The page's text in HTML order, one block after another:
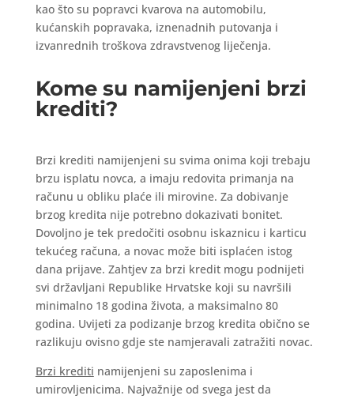
kao što su popravci kvarova na automobilu,
kućanskih popravaka, iznenadnih putovanja i
izvanrednih troškova zdravstvenog liječenja.
Kome su namijenjeni brzi
krediti?
Brzi krediti namijenjeni su svima onima koji trebaju
brzu isplatu novca, a imaju redovita primanja na
računu u obliku plaće ili mirovine. Za dobivanje
brzog kredita nije potrebno dokazivati bonitet.
Dovoljno je tek predočiti osobnu iskaznicu i karticu
tekućeg računa, a novac može biti isplaćen istog
dana prijave. Zahtjev za brzi kredit mogu podnijeti
svi državljani Republike Hrvatske koji su navršili
minimalno 18 godina života, a maksimalno 80
godina. Uvijeti za podizanje brzog kredita obično se
razlikuju ovisno gdje ste namjeravali zatražiti novac.
Brzi krediti namijenjeni su zaposlenima i
umirovljenicima. Najvažnije od svega jest da